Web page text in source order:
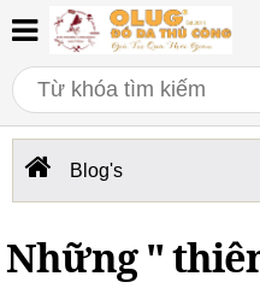
Blog's
Những "